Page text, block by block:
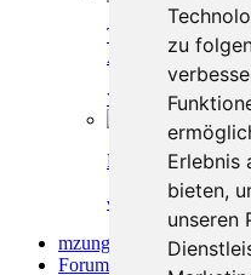
zu
Erlebnis
bieten,
unseren
Tipps für
Ablehnung wegen
Yankee62- 25.
Neue MPesa
wanjiku -9. Mai
mzungu.info
»
Forum